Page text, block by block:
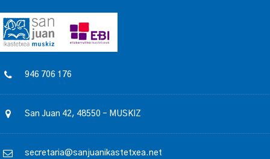
946 706 176
San Juan 42, 48550 – MUSKIZ
secretaria@sanjuanikastetxea.net